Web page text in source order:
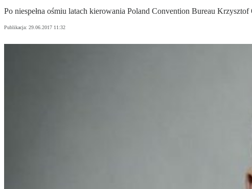
Po niespełna ośmiu latach kierowania Poland Convention Bureau
Publikacja: 29.06.2017 11:32